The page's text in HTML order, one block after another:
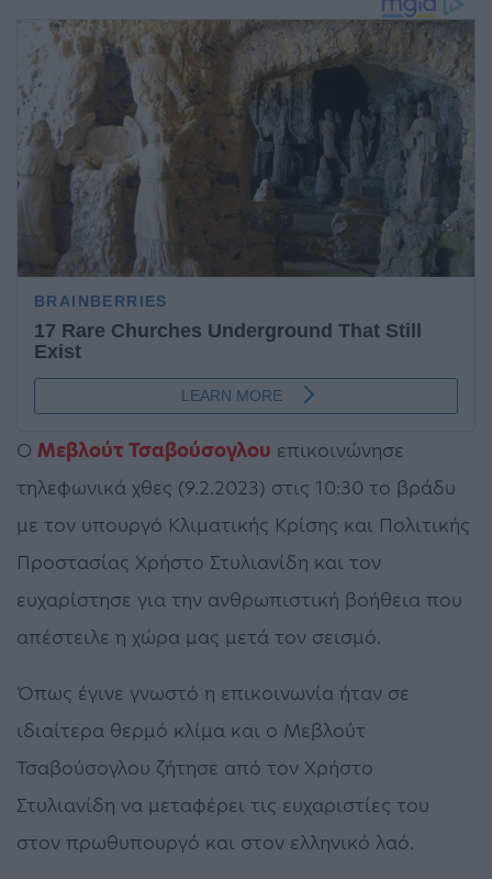
Ο Μεβλούτ Τσαβούσογλου επικοινώνησε
τηλεφωνικά χθες (9.2.2023) στις 10:30 το βράδυ
με τον υπουργό Κλιματικής Κρίσης και Πολιτικής
Προστασίας Χρήστο Στυλιανίδη και τον
ευχαρίστησε για την ανθρωπιστική βοήθεια που
απέστειλε η χώρα μας μετά τον σεισμό.
Όπως έγινε γνωστό η επικοινωνία ήταν σε
ιδιαίτερα θερμό κλίμα και ο Μεβλούτ
Τσαβούσογλου ζήτησε από τον Χρήστο
Στυλιανίδη να μεταφέρει τις ευχαριστίες του
στον πρωθυπουργό και στον ελληνικό λαό.